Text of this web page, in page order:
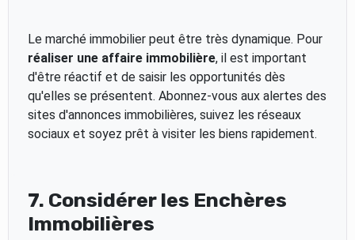
Le marché immobilier peut être très dynamique. Pour
réaliser une affaire immobilière, il est important
d'être réactif et de saisir les opportunités dès
qu'elles se présentent. Abonnez-vous aux alertes des
sites d'annonces immobilières, suivez les réseaux
sociaux et soyez prêt à visiter les biens rapidement.
7. Considérer les Enchères
Immobilières